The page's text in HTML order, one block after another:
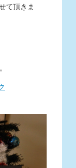
て頂きま